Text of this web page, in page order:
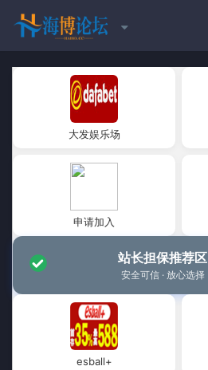
大发娱乐场
申请加入
站长担保推荐区
安全可信 · 放心选择
esball+